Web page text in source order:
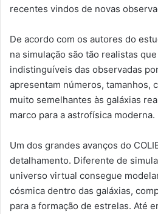
recentes vindos de novas
De acordo com os autores do
na simulação são tão realistas
indistinguíveis das observadas
apresentam números, tamanhos,
muito semelhantes às galáxias
marco para a astrofísica moderna.
Um dos grandes avanços do
detalhamento. Diferente de
universo virtual consegue
cósmica dentro das galáxias,
para a formação de estrelas. Até